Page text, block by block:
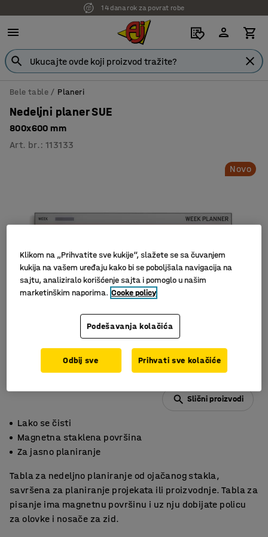
14 dana rok za povrat robe
Bele table Planeri
Nedeljni planer SUE
800x600 mm
Art. br. :113133
Novo
Slični proizvodi
Lako se čisti
Magnetna staklena površina
Za jasno planiranje
Tabla za nedeljno planiranje od ojačanog stakla,
savršena za planiranje projekata ili proizvodnje. Tabla za
pisanje ima magnetnu površinu i uz nju dobijate policu
za olovke i nosače za zid.
Klikom na „Prihvatite sve kukije“, slažete se sa čuvanjem
kukija na vašem uređaju kako bi se poboljšala navigacija na
sajtu, analiziralo korišćenje sajta i pomoglo u našim
marketinškim naporima. Cooke policy
Podešavanja kolačića
Odbij sve Prihvati sve kolačiće